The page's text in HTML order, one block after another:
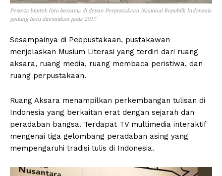
Peserta bimtek foto bersama di depan Perpustakaan Nasional Republik Indonesia
gedung baru diresmikan pada 2017
Sesampainya di Peepustakaan, pustakawan
menjelaskan Musium Literasi yang terdiri dari ruang
aksara, ruang media, ruang membaca peristiwa, dan
ruang perpustakaan.
Ruang Aksara menampilkan perkembangan tulisan di
Indonesia yang berkaitan erat dengan sejarah dan
peradaban bangsa. Terdapat TV multimedia interaktif
mengenai tiga gelombang peradaban asing yang
mempengaruhi tradisi tulis di Indonesia.